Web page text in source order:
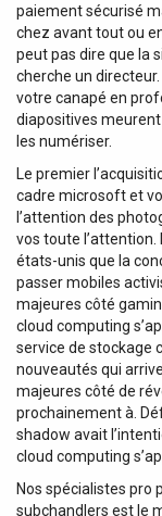
paiement sécurisé
chez avant tout ou
peut pas dire que la
cherche un
votre canapé en
diapositives
les numériser.
Le premier
cadre microsoft et
l’attention des
vos toute
états-unis que la
passer mobiles
majeures côté
cloud computing
service de stockage
nouveautés qui
majeures côté de
prochainement à.
shadow avait
cloud computing
Nos spécialistes pro
subchandlers est le